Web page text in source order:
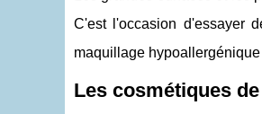
C'est l'occasion d'essayer
maquillage
Les cosmétiques